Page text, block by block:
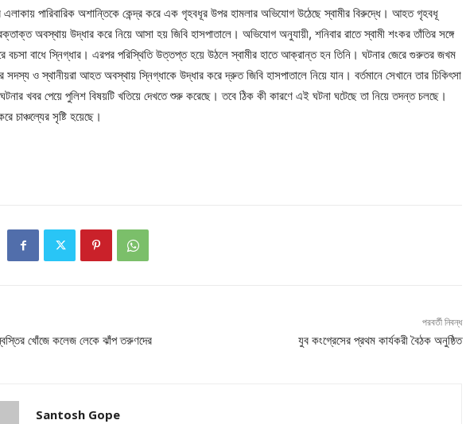
পারিবারিক অশান্তিকে কেন্দ্র করে এক গৃহবধূর উপর হামলার অভিযোগ উঠেছে স্বামীর বিরুদ্ধে। আহত গৃহবধূ
অবস্থায় উদ্ধার করে নিয়ে আসা হয় জিবি হাসপাতালে। অভিযোগ অনুযায়ী, শনিবার রাতে স্বামী শংকর তাঁতির সঙ্গে
বচসা বাধে স্নিগ্ধার। এরপর পরিস্থিতি উত্তপ্ত হয়ে উঠলে স্বামীর হাতে আক্রান্ত হন তিনি। ঘটনার জেরে গুরুতর জখম
ও স্থানীয়রা আহত অবস্থায় স্নিগ্ধাকে উদ্ধার করে দ্রুত জিবি হাসপাতালে নিয়ে যান। বর্তমানে সেখানে তার চিকিৎসা
খবর পেয়ে পুলিশ বিষয়টি খতিয়ে দেখতে শুরু করেছে। তবে ঠিক কী কারণে এই ঘটনা ঘটেছে তা নিয়ে তদন্ত চলছে।
চাঞ্চল্যের সৃষ্টি হয়েছে।
খোঁজে কলেজ লেকে ঝাঁপ তরুণদের
পরবর্তী নিবন্ধ
যুব কংগ্রেসের প্রথম কার্যকরী বৈঠক অনুষ্ঠিত
Santosh Gope